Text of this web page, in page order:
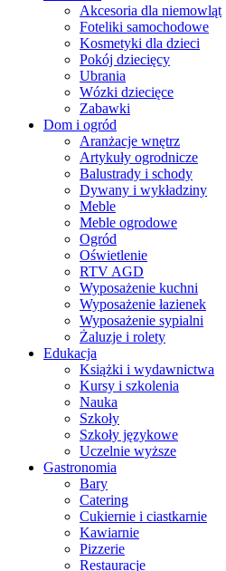
Akcesoria dla niemowląt
Foteliki samochodowe
Kosmetyki dla dzieci
Pokój dziecięcy
Ubrania
Wózki dziecięce
Zabawki
Dom i ogród
Aranżacje wnętrz
Artykuły ogrodnicze
Balustrady i schody
Dywany i wykładziny
Meble
Meble ogrodowe
Ogród
Oświetlenie
RTV AGD
Wyposażenie kuchni
Wyposażenie łazienek
Wyposażenie sypialni
Żaluzje i rolety
Edukacja
Książki i wydawnictwa
Kursy i szkolenia
Nauka
Szkoły
Szkoły językowe
Uczelnie wyższe
Gastronomia
Bary
Catering
Cukiernie i ciastkarnie
Kawiarnie
Pizzerie
Restauracje